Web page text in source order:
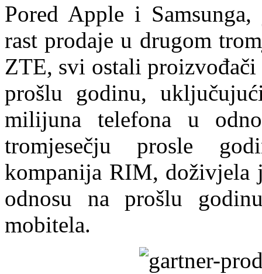
Pored Apple i
rast prodaje u drugom
ZTE, svi ostali proizvođači
prošlu godinu,
milijuna telefona u
tromjesečju prosle
kompanija RIM, doživjela
odnosu na prošlu
mobitela.